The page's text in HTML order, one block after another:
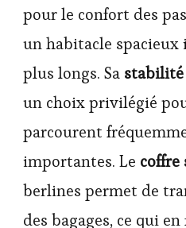
pour le confort des
un habitacle
plus longs. Sa stabilité
un choix privilégié
parcourent
importantes. Le coffre
berlines permet de
des bagages, ce qui